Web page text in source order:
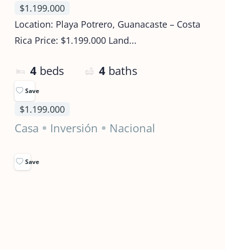
$1.199.000
Location: Playa Potrero, Guanacaste – Costa
Rica Price: $1.199.000 Land...
4 beds 4 baths
Save
$1.199.000
Casa Inversión Nacional
Save